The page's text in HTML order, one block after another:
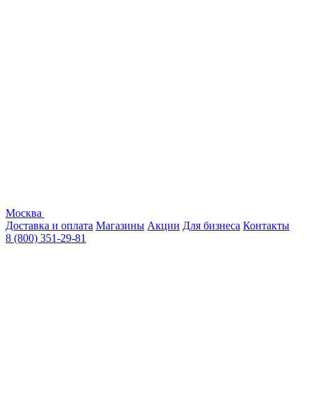
Москва
Доставка и оплата Магазины Акции Для бизнеса Контакты
8 (800) 351-29-81